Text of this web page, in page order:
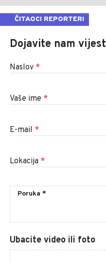
ČITAOCI REPORTERI
Dojavite nam vijest
Naslov *
Vaše ime *
E-mail *
Lokacija *
Ubacite video ili foto